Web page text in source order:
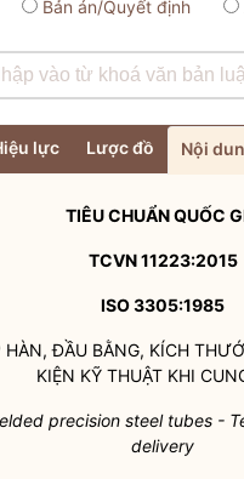
Bản án/Quyết định
lực Lược đồ Nội
TIÊU CHUẨNQUỐC
TCVN 11223:2015
ISO 3305:1985
HÀN, ĐẦU BẰNG, KÍCH
KIỆN KỸ THUẬT KHI
precision steel tubes -
delivery